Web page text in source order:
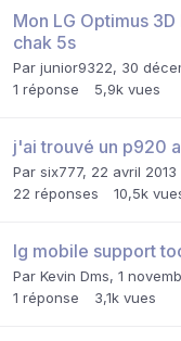
Mon LG Optimus
chak 5s
Par junior9322, 30
1 réponse 5,9k vues
j'ai trouvé un p920
Par six777, 22 avril 2013
22 réponses 10,5k
lg mobile support
Par Kevin Dms, 1
1 réponse 3,1k vues